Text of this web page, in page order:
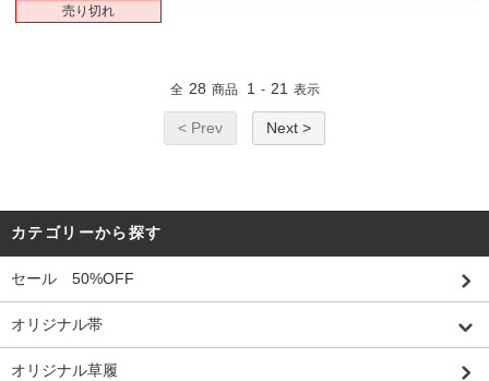
売り切れ
全 28 商品 1 - 21 表示
< Prev Next >
カテゴリーから探す
セール 50%OFF
オリジナル帯
オリジナル草履